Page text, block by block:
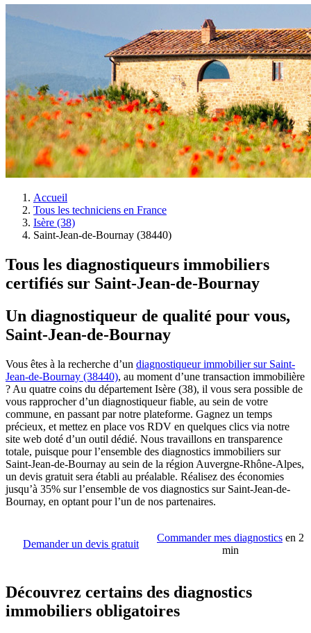
Accueil
Tous les techniciens en France
Isère (38)
Saint-Jean-de-Bournay (38440)
Tous les diagnostiqueurs immobiliers
certifiés sur Saint-Jean-de-Bournay
Un diagnostiqueur de qualité pour vous,
Saint-Jean-de-Bournay
Vous êtes à la recherche d’un diagnostiqueur immobilier sur Saint-
Jean-de-Bournay (38440), au moment d’une transaction immobilière
? Au quatre coins du département Isère (38), il vous sera possible de
vous rapprocher d’un diagnostiqueur fiable, au sein de votre
commune, en passant par notre plateforme. Gagnez un temps
précieux, et mettez en place vos RDV en quelques clics via notre
site web doté d’un outil dédié. Nous travaillons en transparence
totale, puisque pour l’ensemble des diagnostics immobiliers sur
Saint-Jean-de-Bournay au sein de la région Auvergne-Rhône-Alpes,
un devis gratuit sera établi au préalable. Réalisez des économies
jusqu’à 35% sur l’ensemble de vos diagnostics sur Saint-Jean-de-
Bournay, en optant pour l’un de nos partenaires.
Demander un devis gratuit
Commander mes diagnostics en 2
min
Découvrez certains des diagnostics
immobiliers obligatoires